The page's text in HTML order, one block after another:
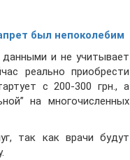
был непоколебим
данными и не учитывает
реально приобрести
с 200-300 грн., а
на многочисленных
так как врачи будут